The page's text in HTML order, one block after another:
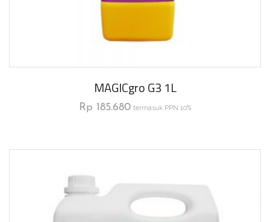
MAGICgro G3 1L
Rp 185.680 termasuk PPN 10%